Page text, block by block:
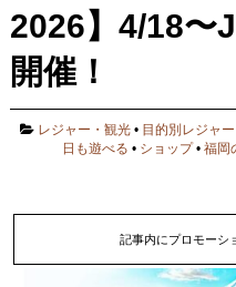
2026】4/18〜
開催！
レジャー・観光 • 目的別レジャー
日も遊べる • ショップ•福岡
記事内にプロモーシ